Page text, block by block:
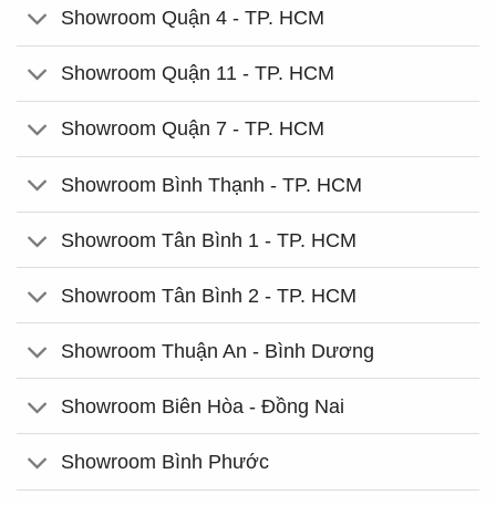
Showroom Quận 4 - TP. HCM
Showroom Quận 11 - TP. HCM
Showroom Quận 7 - TP. HCM
Showroom Bình Thạnh - TP. HCM
Showroom Tân Bình 1 - TP. HCM
Showroom Tân Bình 2 - TP. HCM
Showroom Thuận An - Bình Dương
Showroom Biên Hòa - Đồng Nai
Showroom Bình Phước